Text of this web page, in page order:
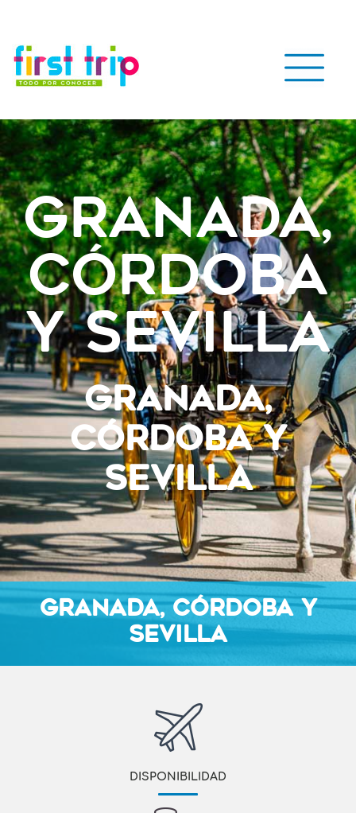
Granada,
Córdoba
y Sevilla
GRANADA,
CÓRDOBA Y
SEVILLA
GRANADA, CÓRDOBA Y
SEVILLA
DISPONIBILIDAD